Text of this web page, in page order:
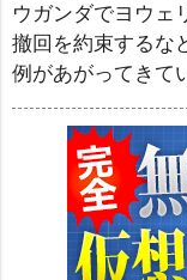
ウガンダでヨウェ
撤回を約束するな
例があがってきて